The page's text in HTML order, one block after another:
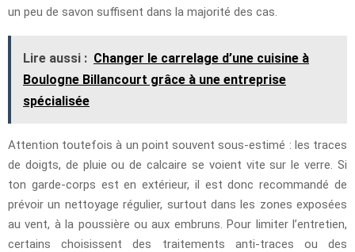
un peu de savon suffisent dans la majorité des cas.
Lire aussi : Changer le carrelage d’une cuisine à
Boulogne Billancourt grâce à une entreprise
spécialisée
Attention toutefois à un point souvent sous-estimé : les traces
de doigts, de pluie ou de calcaire se voient vite sur le verre. Si
ton garde-corps est en extérieur, il est donc recommandé de
prévoir un nettoyage régulier, surtout dans les zones exposées
au vent, à la poussière ou aux embruns. Pour limiter l’entretien,
certains choisissent des traitements anti-traces ou des